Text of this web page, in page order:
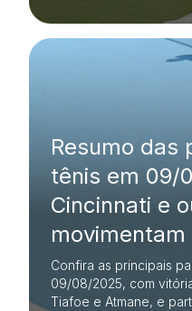
Resumo das
tênis em 09/
Cincinnati e
movimentam
Confira as principais
09/08/2025, com
Tiafoe e Atmane, e